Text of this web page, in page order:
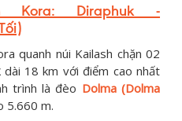
Kora: Diraphuk -
quanh núi Kailash chặn 02
dài 18 km với điểm cao nhất
trình là đèo Dolma (Dolma
5.660 m.